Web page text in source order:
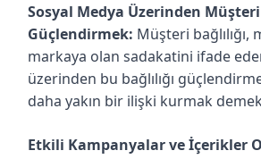
Sosyal Medya Üzerinden Müşteri
Güçlendirmek: Müşteri
markaya olan sadakatini ifade
üzerinden bu bağlılığı
daha yakın bir ilişki kurmak
Etkili Kampanyalar ve İçerikler